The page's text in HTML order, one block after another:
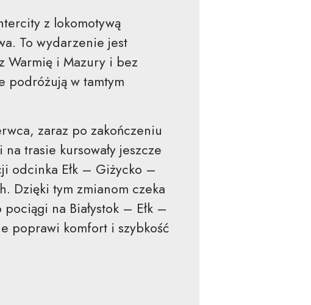
z lokomotywą
To wydarzenie jest
Warmię i Mazury i bez
podróżują w tamtym
zaraz po zakończeniu
trasie kursowały jeszcze
odcinka Ełk – Giżycko –
Dzięki tym zmianom czeka
na Białystok – Ełk –
poprawi komfort i szybkość